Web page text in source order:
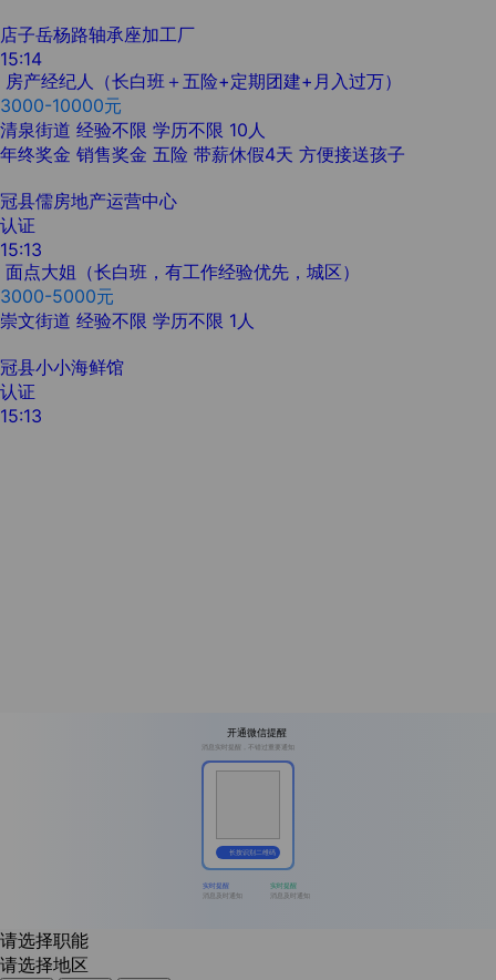
店子岳杨路轴承座加工厂
15:14
房产经纪人（长白班＋五险+定期团建+月入过万）
3000-10000元
清泉街道 经验不限 学历不限 10人
年终奖金 销售奖金 五险 带薪休假4天 方便接送孩子
冠县儒房地产运营中心
认证
15:13
面点大姐（长白班，有工作经验优先，城区）
3000-5000元
崇文街道 经验不限 学历不限 1人
冠县小小海鲜馆
认证
15:13
开通微信提醒
消息实时提醒，不错过重要通知
长按识别二维码
实时提醒
消息及时通知
实时提醒
消息及时通知
请选择职能
请选择地区